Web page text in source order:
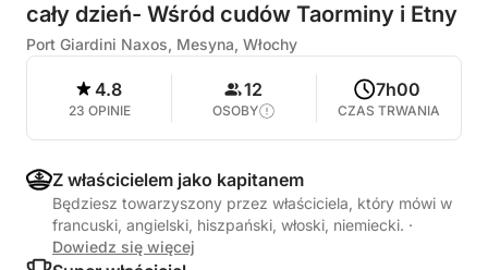
cały dzień- Wśród cudów Taorminy i Etny
Port Giardini Naxos, Mesyna, Włochy
4.8
23 OPINIE
12
OSOBY
7h00
CZAS TRWANIA
Z właścicielem jako kapitanem
Będziesz towarzyszony przez właściciela, który mówi w
francuski, angielski, hiszpański, włoski, niemiecki. ·
Dowiedz się więcej